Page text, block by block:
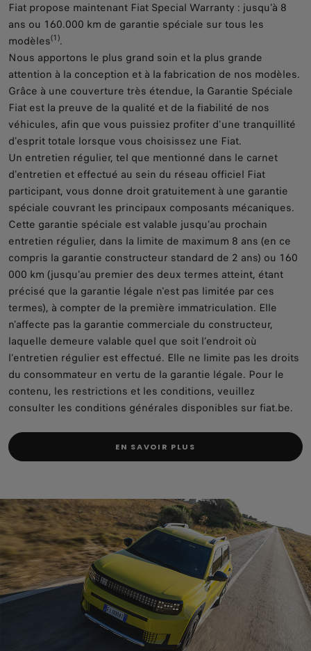
Fiat propose maintenant Fiat Special Warranty : jusqu'à 8
ans ou 160.000 km de garantie spéciale sur tous les
modèles(1).
Nous apportons le plus grand soin et la plus grande
attention à la conception et à la fabrication de nos modèles.
Grâce à une couverture très étendue, la Garantie Spéciale
Fiat est la preuve de la qualité et de la fiabilité de nos
véhicules, afin que vous puissiez profiter d’une tranquillité
d’esprit totale lorsque vous choisissez une Fiat.
Un entretien régulier, tel que mentionné dans le carnet
d’entretien et effectué au sein du réseau officiel Fiat
participant, vous donne droit gratuitement à une garantie
spéciale couvrant les principaux composants mécaniques.
Cette garantie spéciale est valable jusqu’au prochain
entretien régulier, dans la limite de maximum 8 ans (en ce
compris la garantie constructeur standard de 2 ans) ou 160
000 km (jusqu’au premier des deux termes atteint, étant
précisé que la garantie légale n'est pas limitée par ces
termes), à compter de la première immatriculation. Elle
n’affecte pas la garantie commerciale du constructeur,
laquelle demeure valable quel que soit l’endroit où
l’entretien régulier est effectué. Elle ne limite pas les droits
du consommateur en vertu de la garantie légale. Pour le
contenu, les restrictions et les conditions, veuillez
consulter les conditions générales disponibles sur fiat.be.
EN SAVOIR PLUS